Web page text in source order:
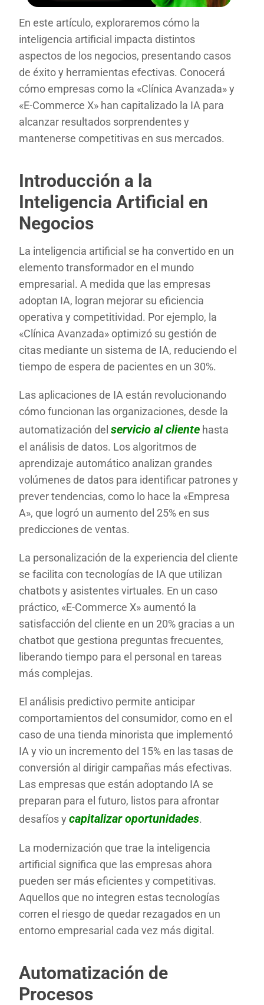
En este artículo, exploraremos cómo la
inteligencia artificial impacta distintos
aspectos de los negocios, presentando casos
de éxito y herramientas efectivas. Conocerá
cómo empresas como la «Clínica Avanzada» y
«E-Commerce X» han capitalizado la IA para
alcanzar resultados sorprendentes y
mantenerse competitivas en sus mercados.
Introducción a la
Inteligencia Artificial en
Negocios
La inteligencia artificial se ha convertido en un
elemento transformador en el mundo
empresarial. A medida que las empresas
adoptan IA, logran mejorar su eficiencia
operativa y competitividad. Por ejemplo, la
«Clínica Avanzada» optimizó su gestión de
citas mediante un sistema de IA, reduciendo el
tiempo de espera de pacientes en un 30%.
Las aplicaciones de IA están revolucionando
cómo funcionan las organizaciones, desde la
automatización delservicio al cliente hasta
el análisis de datos. Los algoritmos de
aprendizaje automático analizan grandes
volúmenes de datos para identificar patrones y
prever tendencias, como lo hace la «Empresa
A», que logró un aumento del 25% en sus
predicciones de ventas.
La personalización de la experiencia del cliente
se facilita con tecnologías de IA que utilizan
chatbots y asistentes virtuales. En un caso
práctico, «E-Commerce X» aumentó la
satisfacción del cliente en un 20% gracias a un
chatbot que gestiona preguntas frecuentes,
liberando tiempo para el personal en tareas
más complejas.
El análisis predictivo permite anticipar
comportamientos del consumidor, como en el
caso de una tienda minorista que implementó
IA y vio un incremento del 15% en las tasas de
conversión al dirigir campañas más efectivas.
Las empresas que están adoptando IA se
preparan para el futuro, listos para afrontar
desafíos ycapitalizar oportunidades.
La modernización que trae la inteligencia
artificial significa que las empresas ahora
pueden ser más eficientes y competitivas.
Aquellos que no integren estas tecnologías
corren el riesgo de quedar rezagados en un
entorno empresarial cada vez más digital.
Automatización de
Procesos